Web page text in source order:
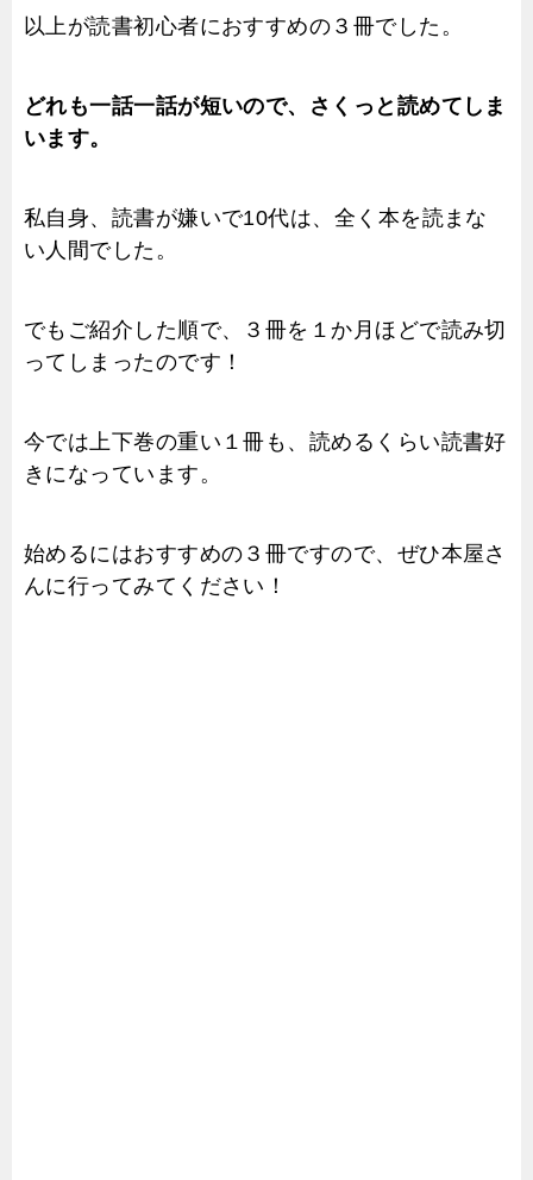
以上が読書初心者におすすめの３冊でした。
どれも一話一話が短いので、さくっと読めてしま
います。
私自身、読書が嫌いで10代は、全く本を読まな
い人間でした。
でもご紹介した順で、３冊を１か月ほどで読み切
ってしまったのです！
今では上下巻の重い１冊も、読めるくらい読書好
きになっています。
始めるにはおすすめの３冊ですので、ぜひ本屋さ
んに行ってみてください！